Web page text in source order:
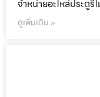
จำหน่ายอะไหล่ประตู
ดูเพิ่มเติม »